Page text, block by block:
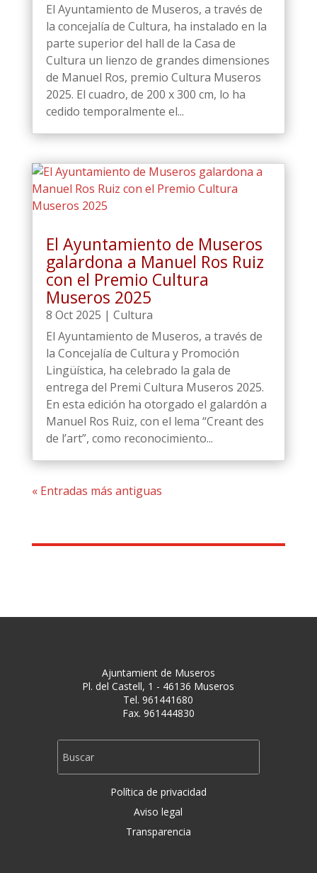
El Ayuntamiento de Museros, a través de
la concejalía de Cultura, ha instalado en la
parte superior del hall de la Casa de
Cultura un lienzo de grandes dimensiones
de Manuel Ros, premio Cultura Museros
2025. El cuadro, de 200 x 300 cm, lo ha
cedido temporalmente el...
El Ayuntamiento de Museros
galardona a Manuel Ros Ruiz
con el Premio Cultura
Museros 2025
8 Oct 2025 | Cultura
El Ayuntamiento de Museros, a través de
la Concejalía de Cultura y Promoción
Lingüística, ha celebrado la gala de
entrega del Premi Cultura Museros 2025.
En esta edición ha otorgado el galardón a
Manuel Ros Ruiz, con el lema “Creant des
de l’art”, como reconocimiento...
« Entradas más antiguas
Ajuntamient de Museros
Pl. del Castell, 1 - 46136 Museros
Tel. 961441680
Fax. 961444830
Política de privacidad
Aviso legal
Transparencia